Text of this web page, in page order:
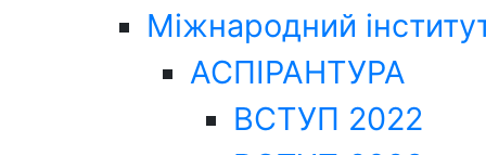
Міжнародний
АСПІРАНТУРА
ВСТУП 2022